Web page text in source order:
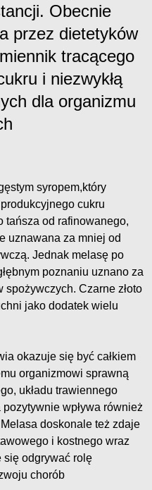
Obecnie
przez dietetyków
tracącego
i niezwykłą
dla organizmu
syropem,który
cukru
tańsza od rafinowanego,
uznawana za mniej od
Jednak melasę po
poznaniu uznano za
Czarne złoto
jako dodatek wielu
okazuje się być całkiem
organizmowi sprawną
układu trawiennego
wpływa również
doskonale też zdaje
i kostnego wraz
się odgrywać rolę
chorób